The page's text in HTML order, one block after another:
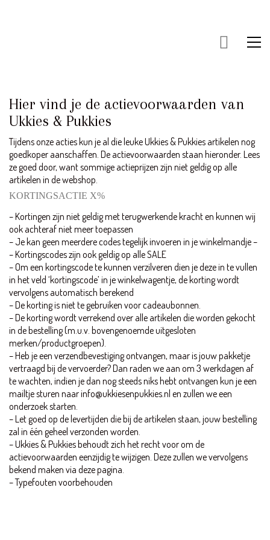
Hier vind je de actievoorwaarden van
Ukkies & Pukkies
Tijdens onze acties kun je al die leuke Ukkies & Pukkies artikelen nog
goedkoper aanschaffen. De actievoorwaarden staan hieronder. Lees
ze goed door, want sommige actieprijzen zijn niet geldig op alle
artikelen in de webshop.
KORTINGSACTIE X%
– Kortingen zijn niet geldig met terugwerkende kracht en kunnen wij
ook achteraf niet meer toepassen
– Je kan geen meerdere codes tegelijk invoeren in je winkelmandje –
– Kortingscodes zijn ook geldig op alle SALE
– Om een kortingscode te kunnen verzilveren dien je deze in te vullen
in het veld ‘kortingscode’ in je winkelwagentje, de korting wordt
vervolgens automatisch berekend
– De korting is niet te gebruiken voor cadeaubonnen.
– De korting wordt verrekend over alle artikelen die worden gekocht
in de bestelling (m.u.v. bovengenoemde uitgesloten
merken/productgroepen).
– Heb je een verzendbevestiging ontvangen, maar is jouw pakketje
vertraagd bij de vervoerder? Dan raden we aan om 3 werkdagen af
te wachten, indien je dan nog steeds niks hebt ontvangen kun je een
mailtje sturen naar info@ukkiesenpukkies.nl en zullen we een
onderzoek starten.
– Let goed op de levertijden die bij de artikelen staan, jouw bestelling
zal in één geheel verzonden worden.
– Ukkies & Pukkies behoudt zich het recht voor om de
actievoorwaarden eenzijdig te wijzigen. Deze zullen we vervolgens
bekend maken via deze pagina.
– Typefouten voorbehouden
FAQ – Veelgestelde vragen
Algemene Voorwaarden
Actievoorwaarden
Contact
INFORMATIE
Over ons
Disclaimer
Privacy beleid
Cookiebeleid
MELD JE AAN VOOR DE NIEUWSBRIEF
En blijf op de hoogte van o.a. nieuwe items en leuke acties!
Email Address